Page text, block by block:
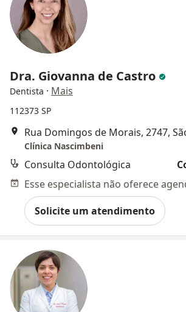
Dra. Giovanna de Castro
Dentista · Mais
112373 SP
Rua Domingos de Morais, 2747,
Clínica Nascimbeni
Consulta Odontológica
Solicite um atendimento